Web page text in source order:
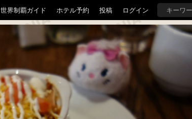
世界制覇ガイド ホテル予約 投稿 ログイン